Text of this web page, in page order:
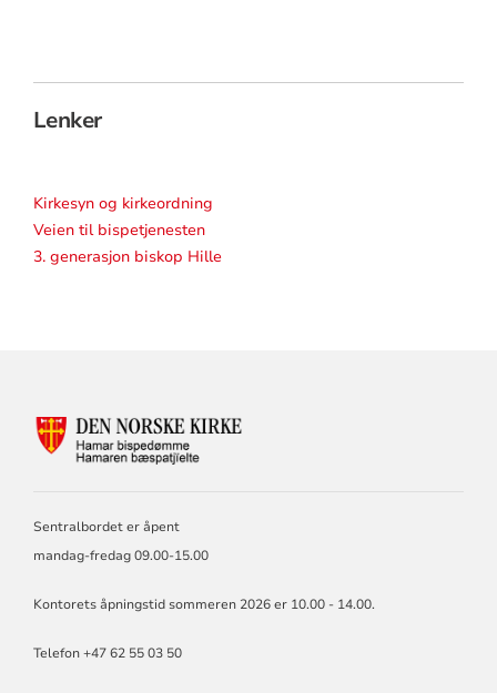
Lenker
Kirkesyn og kirkeordning
Veien til bispetjenesten
3. generasjon biskop Hille
Sentralbordet er åpent
mandag-fredag 09.00-15.00
Kontorets åpningstid sommeren 2026 er 10.00 - 14.00.
Telefon +47 62 55 03 50